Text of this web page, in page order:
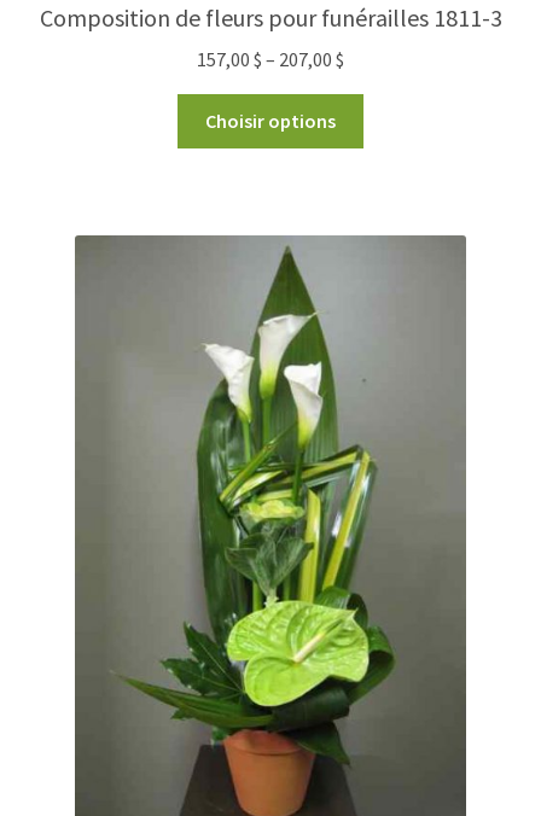
Composition de fleurs pour funérailles 1811-3
157,00 $ – 207,00 $
Choisir options